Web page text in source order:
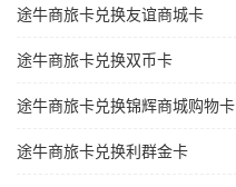
途牛商旅卡兑换友谊商城卡
途牛商旅卡兑换双币卡
途牛商旅卡兑换锦辉商城购物卡
途牛商旅卡兑换利群金卡